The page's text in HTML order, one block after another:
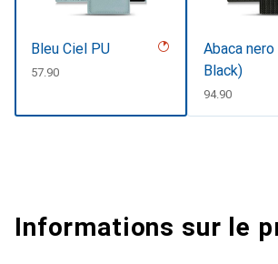
Bleu Ciel PU
CHF
57.90
Abaca
Black)
CHF
94.90
Informations sur le